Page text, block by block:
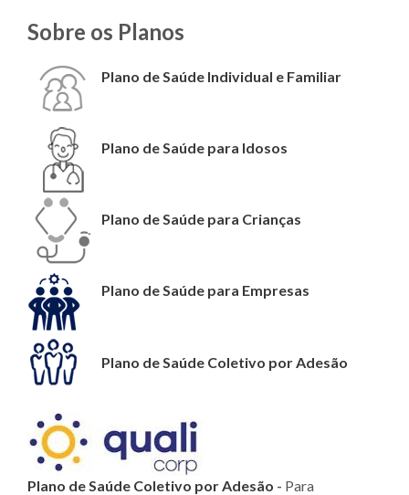
Sobre os Planos
Plano de Saúde Individual e Familiar
Plano de Saúde para Idosos
Plano de Saúde para Crianças
Plano de Saúde para Empresas
Plano de Saúde Coletivo por Adesão
Plano de Saúde Coletivo por Adesão - Para